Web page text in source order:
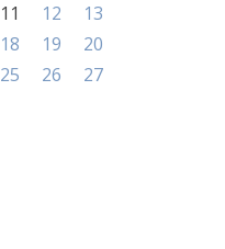
11 12
13
18 19
20
25 26
27